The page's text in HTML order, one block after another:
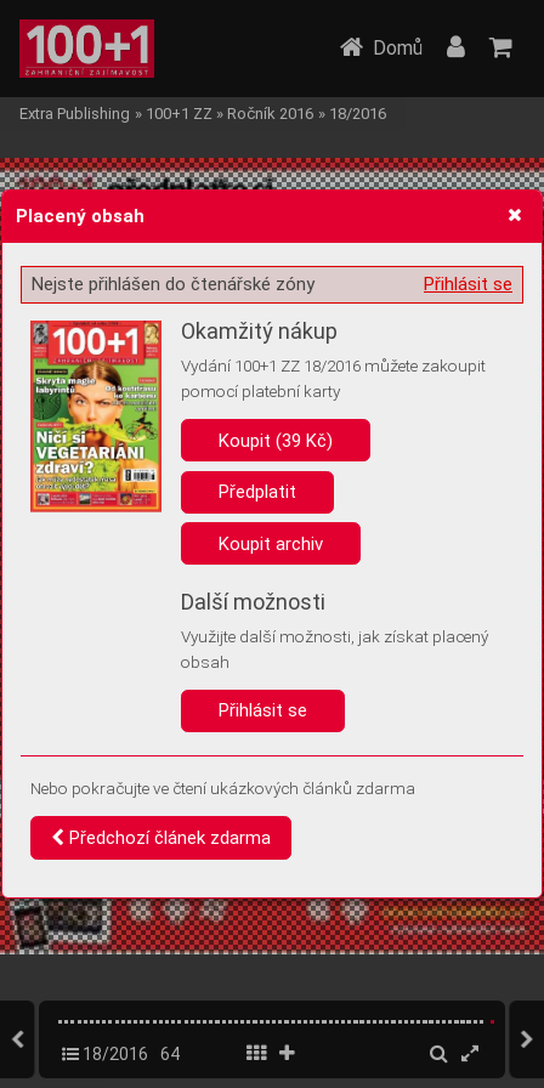
Žádost o souhlas s ukládáním volitelných informací
Pro základní fungování webu nepotřebujeme ukládat žádné informace
(tzv. cookies apod.). Rádi bychom vás ale požádali o souhlas s
uložením volitelných informací:
Anonymní unikátní ID
Díky němu příště poznáme, že se jedná o stejné zařízení, a
Identifikátor je zcela anonymní.
Vaše souhlasy a odmítnutí si ukládáme do vašeho zařízení, abychom se
vás už příště znovu neptali. Můžete je kdykoli později upravit ve Správě
Domů
Extra Publishing » 100+1 ZZ » Ročník 2016 » 18/2016
18/2016 64
Placený obsah
Přihlásit se
Nejste přihlášen do čtenářské zóny
Okamžitý nákup
Vydání 100+1 ZZ 18/2016 můžete zakoupit
pomocí platební karty
Koupit (39 Kč)
Předplatit
Koupit archiv
Další možnosti
Využijte další možnosti, jak získat placený
obsah
Přihlásit se
Nebo pokračujte ve čtení ukázkových článků zdarma
Předchozí článek zdarma